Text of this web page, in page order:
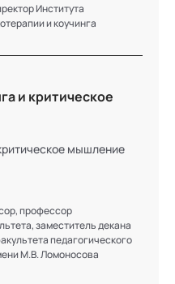
эксперте
эксперте
Института
и коучинга
и критическое
мышление
профессор
заместитель декана
педагогического
М.В. Ломоносова